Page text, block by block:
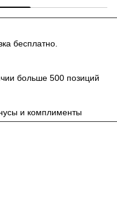
бесплатно.
больше 500 позиций
и комплименты